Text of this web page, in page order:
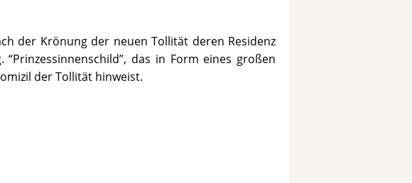
der Krönung der neuen Tollität deren Residenz
das in Form eines großen
der Tollität hinweist.